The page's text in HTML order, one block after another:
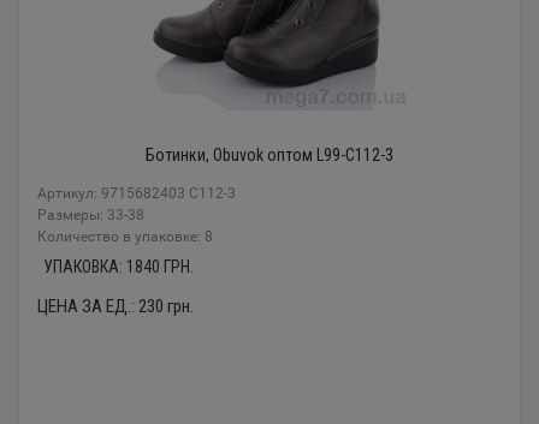
Ботинки, Obuvok оптом L99-C112-3
Артикул: 9715682403 C112-3
Размеры: 33-38
Количество в упаковке: 8
УПАКОВКА: 1840 ГРН.
ЦЕНА ЗА ЕД.: 230 грн.